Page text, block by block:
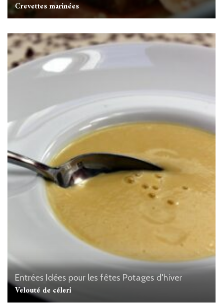
Crevettes marinées
Entrées Idées pour les fêtes Potages d'hiver
Velouté de céleri